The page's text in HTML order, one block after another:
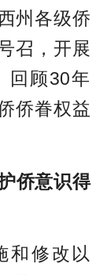
州各级侨
召，开展
回顾30年
侨眷权益
侨意识得
和修改以